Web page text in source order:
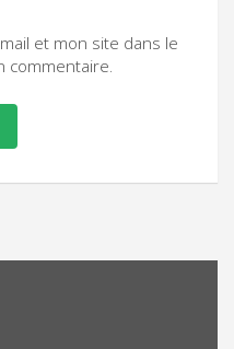
et mon site dans le
commentaire.